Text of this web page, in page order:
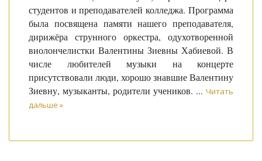
студентов и преподавателей колледжа. Программа
была посвящена памяти нашего преподавателя,
дирижёра струнного оркестра, одухотворенной
виолончелистки Валентины Зиевны Хабиевой. В
числе любителей музыки на концерте
присутствовали люди, хорошо знавшие Валентину
Зиевну, музыканты, родители учеников. ... Читать
дальше »